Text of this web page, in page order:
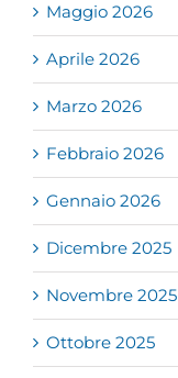
Maggio 2026
Aprile 2026
Marzo 2026
Febbraio 2026
Gennaio 2026
Dicembre 2025
Novembre 2025
Ottobre 2025